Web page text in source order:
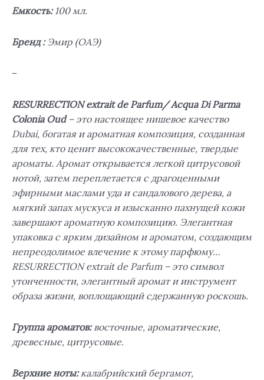
Емкость:100 мл.
Бренд :Эмир (ОАЭ)
–
RESURRECTION extrait de Parfum/ Acqua Di Parma
Colonia Oud– это настоящее нишевое качество
Dubai, богатая и ароматная композиция, созданная
для тех, кто ценит высококачественные, твердые
ароматы. Аромат открывается легкой цитрусовой
нотой, затем переплетается с драгоценными
эфирными маслами уда и сандалового дерева, а
мягкий запах мускуса и изысканно пахнущей кожи
завершают ароматную композицию. Элегантная
упаковка с ярким дизайном и ароматом, создающим
непреодолимое влечение к этому парфюму…
RESURRECTION extrait de Parfum – это символ
утонченности, элегантный аромат и инструмент
образа жизни, воплощающий сдержанную роскошь.
Группа ароматов:восточные, ароматические,
древесные, цитрусовые.
Верхние ноты:калабрийский бергамот,